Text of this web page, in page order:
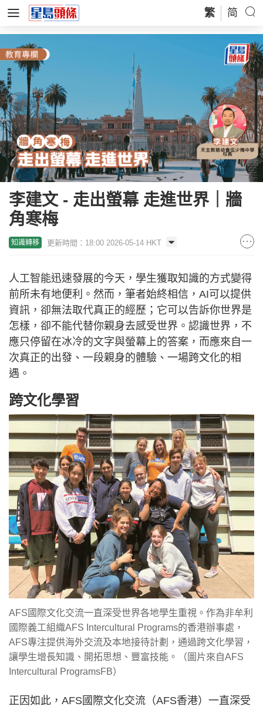
繁 简
李建文 - 走出螢幕 走進世界｜牆
角寒梅
知識轉移 更新時間：18:00 2026-05-14 HKT
人工智能迅速發展的今天，學生獲取知識的方式變得
前所未有地便利。然而，筆者始終相信，AI可以提供
資訊，卻無法取代真正的經歷；它可以告訴你世界是
怎樣，卻不能代替你親身去感受世界。認識世界，不
應只停留在冰冷的文字與螢幕上的答案，而應來自一
次真正的出發、一段親身的體驗、一場跨文化的相
遇。
跨文化學習
AFS國際文化交流一直深受世界各地學生重視。作為非牟利
國際義工組織AFS Intercultural Programs的香港辦事處，
AFS專注提供海外交流及本地接待計劃，通過跨文化學習，
讓學生增長知識、開拓思想、豐富技能。（圖片來自AFS
Intercultural ProgramsFB）
正因如此，AFS國際文化交流（AFS香港）一直深受